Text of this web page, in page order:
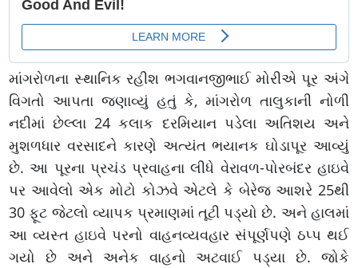
માંગરોળના સ્થાનિક રહીશ ભગવાનજીભાઈ મોરીએ પૂર અંગે
વિગતો આપતા જણાવ્યું હતું કે, માંગરોળ તાલુકાની નોળી
નદીમાં છેલ્લા 24 કલાક દરમિયાન પડેલા અતિશય અને
મુશળધાર વરસાદને કારણે અત્યંત ભયાનક ઘોડાપૂર આવ્યું
છે. આ પૂરના પ્રચંડ પ્રવાહના લીધે વેરાવળ-પોરબંદર હાઇવે
પર આવેલો એક મોટો કોઝવે એટલે કે બેરેજ આશરે 25થી
30 ફૂટ જેટલો વ્યાપક પ્રમાણમાં તૂટી પડ્યો છે. અને હાલમાં
આ વ્યસ્ત હાઇવે પરનો વાહનવ્યવહાર સંપૂર્ણપણે ઠપ્પ થઈ
ગયો છે અને અનેક વાહનો અટવાઈ પડ્યા છે. જોકે